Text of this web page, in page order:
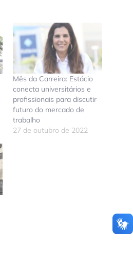
Mês da Carreira: Estácio
conecta universitários e
profissionais para discutir
futuro do mercado de
trabalho
27 de outubro de 2022